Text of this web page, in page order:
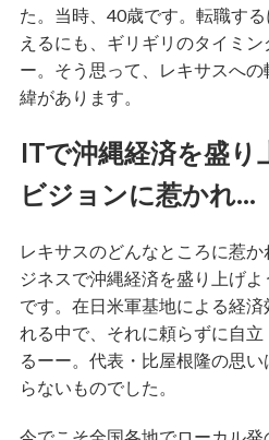
た。当時、40歳です。転職す
えるにも、ギリギリのタイミ
ー。そう思って、レキサスへ
緯があります。
ITで沖縄経済を盛り
ビジョンに惹かれ…
レキサスのどんなところに惹
ジネスで沖縄経済を盛り上げ
です。在日米軍基地による経
れる中で、それに頼らずに自立
るーー。代表・比屋根隆の思
らないものでした。